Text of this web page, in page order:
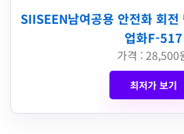
SIISEEN남여공용 안전화 회
업화F-517
가격 : 28,500
최저가 보기